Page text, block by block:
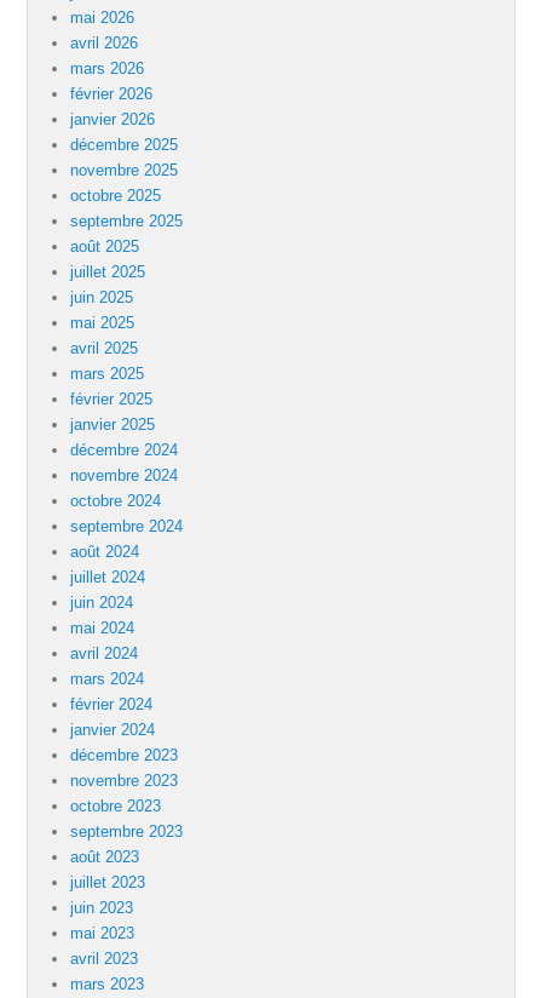
mai 2026
avril 2026
mars 2026
février 2026
janvier 2026
décembre 2025
novembre 2025
octobre 2025
septembre 2025
août 2025
juillet 2025
juin 2025
mai 2025
avril 2025
mars 2025
février 2025
janvier 2025
décembre 2024
novembre 2024
octobre 2024
septembre 2024
août 2024
juillet 2024
juin 2024
mai 2024
avril 2024
mars 2024
février 2024
janvier 2024
décembre 2023
novembre 2023
octobre 2023
septembre 2023
août 2023
juillet 2023
juin 2023
mai 2023
avril 2023
mars 2023